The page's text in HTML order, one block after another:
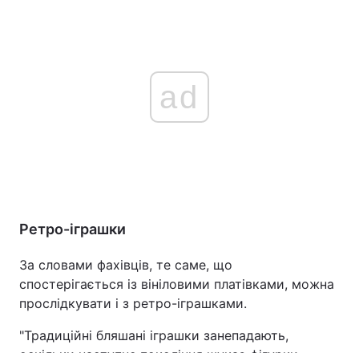
ad
Ретро-іграшки
За словами фахівців, те саме, що
спостерігається із вініловими платівками, можна
прослідкувати і з ретро-іграшками.
"Традиційні бляшані іграшки занепадають,